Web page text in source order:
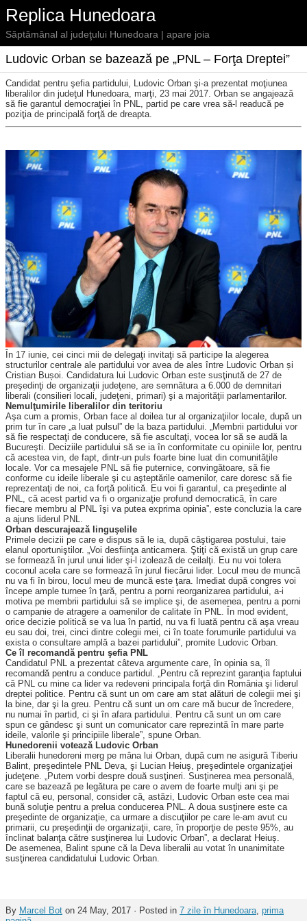
Replica Hunedoara
Săptămânal al judeţului Hunedoara | apare joia
Ludovic Orban se bazează pe „PNL – Forţa Dreptei”
Candidat pentru şefia partidului, Ludovic Orban şi-a prezentat moţiunea
liberalilor din judeţul Hunedoara, marţi, 23 mai 2017. Orban se angajează
să fie garantul democraţiei în PNL, partid pe care vrea să-l readucă pe
poziţia de principală forţă de dreapta.
În 17 iunie, cei cinci mii de de­legaţi invitaţi să participe la alegerea
structurilor centrale ale partidului vor avea de ales între Ludovic Orban și
Cristian Bușoi. Candidatura lui Ludovic Orban este susţinută de 27 de
preşedinţi de organizaţii judeţene, are semnătura a 6.000 de demnitari
liberali (consilieri locali, judeţeni, primari) şi a majorităţii parla­men­tarilor.
Nemulţumirile liberalilor din teritoriu
Aşa cum a promis, Orban face al doilea tur al organizaţiilor locale, după un
prim tur în care „a luat pulsul” de la baza partidului. „Mem­brii partidului vor
să fie respectaţi de conducere, să fie ascultaţi, vocea lor să se audă la
Bucureşti. Deciziile partidului să se ia în conformitate cu opiniile lor, pentru
că acestea vin, de fapt, dintr-un puls foarte bine luat din comunităţile
locale. Vor ca mesajele PNL să fie puternice, convingătoare, să fie
conforme cu ideile liberale şi cu aşteptările oamenilor, care doresc să fie
reprezentaţi de noi, ca forţă politică. Eu voi fi garantul, ca preşedinte al
PNL, că acest partid va fi o organizaţie profund democratică, în care
fiecare membru al PNL îşi va putea exprima opinia”, este concluzia la care
a ajuns liderul PNL.
Orban descurajează linguşelile
Primele decizii pe care e dispus să le ia, după câştigarea postului, taie
elanul oportuniştilor. „Voi desfiinţa anticamera. Ştiţi că există un grup care
se formează în jurul unui lider şi-l izolează de ceilalţi. Eu nu voi tolera
coconul acela care se formează în jurul fiecărui lider. Locul meu de muncă
nu va fi în birou, locul meu de muncă este ţara. Imediat după congres voi
începe ample turnee în ţară, pentru a porni reorganizarea partidului, a-i
motiva pe membrii partidului să se implice şi, de asemenea, pentru a porni
o campanie de atragere a oamenilor de calitate în PNL. În mod evident,
orice decizie politică se va lua în partid, nu va fi luată pentru că aşa vreau
eu sau doi, trei, cinci dintre colegii mei, ci în toate forumurile partidului va
exista o consultare amplă a bazei partidului”, promite Ludovic Orban.
Ce îl recomandă pentru şefia PNL
Candidatul PNL a prezentat câ­teva argumente care, în opinia sa, îl
recomandă pentru a conduce par­tidul. „Pentru că reprezint garanţia faptului
că PNL cu mine ca lider va redeveni principala forţă din Ro­mânia şi liderul
dreptei politice. Pentru că sunt un om care am stat alături de colegii mei şi
la bine, dar şi la greu. Pentru că sunt un om care mă bucur de încredere,
nu numai în partid, ci şi în afara partidului. Pentru că sunt un om care
spun ce gândesc şi sunt un comunicator care re­prezintă în mare parte
ideile, valorile şi principiile liberale”, spune Orban.
Hunedorenii votează Ludovic Orban
Liberalii hunedoreni merg pe mâna lui Orban, după cum ne asigură Tiberiu
Balint, preşedintele PNL Deva, şi Lucian Heiuş, preşedintele organizaţiei
judeţene. „Putem vorbi despre două susţineri. Susţinerea mea personală,
care se bazează pe legătura pe care o avem de foarte mulţi ani şi pe
faptul că eu, personal, consider că, astăzi, Ludovic Orban este cea mai
bună soluţie pentru a prelua conducerea PNL. A doua susţinere este ca
preşedinte de organizaţie, ca urmare a discuţiilor pe care le-am avut cu
primarii, cu preşedinţii de organizaţii, care, în proporţie de peste 95%, au
înclinat balanţa către susţinerea lui Ludovic Orban”, a declarat Heiuș.
De ase­menea, Balint spune că la Deva li­beralii au votat în unanimitate
sus­ţinerea candidatului Ludovic Orban.
By Marcel Bot on 24 May, 2017 · Posted in 7 zile în Hunedoara, prima